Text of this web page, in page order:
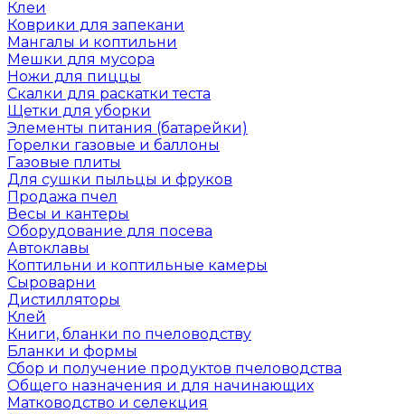
Клеи
Коврики для запекани
Мангалы и коптильни
Мешки для мусора
Ножи для пиццы
Скалки для раскатки теста
Щетки для уборки
Элементы питания (батарейки)
Горелки газовые и баллоны
Газовые плиты
Для сушки пыльцы и фруков
Продажа пчел
Весы и кантеры
Оборудование для посева
Автоклавы
Коптильни и коптильные камеры
Сыроварни
Дистилляторы
Клей
Книги, бланки по пчеловодству
Бланки и формы
Сбор и получение продуктов пчеловодства
Общего назначения и для начинающих
Матководство и селекция